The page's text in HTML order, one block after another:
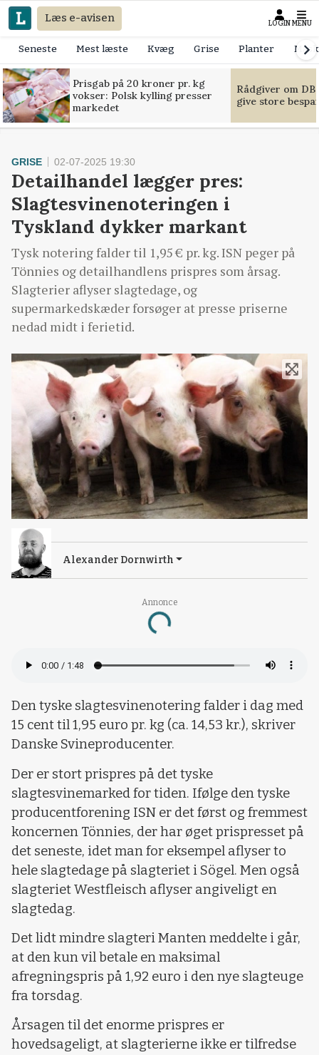
Læs e-avisen LOGIN MENU
Seneste Mest læste Kvæg Grise Planter
Prisgab på 20 kroner pr. kg
vokser: Polsk kylling presser
markedet
Rådgiver om
give store
Annonce
Loading...
GRISE 02-07-2025 19:30
Detailhandel lægger pres:
Slagtesvinenoteringen i
Tyskland dykker markant
Tysk notering falder til 1,95 € pr. kg. ISN peger på
Tönnies og detailhandlens prispres som årsag.
Slagterier aflyser slagtedage, og
supermarkedskæder forsøger at presse priserne
nedad midt i ferietid.
Alexander Dornwirth
Den tyske slagtesvinenotering falder i dag med
15 cent til 1,95 euro pr. kg (ca. 14,53 kr.), skriver
Danske Svineproducenter.
Der er stort prispres på det tyske
slagtesvinemarked for tiden. Ifølge den tyske
producentforening ISN er det først og fremmest
koncernen Tönnies, der har øget prispresset på
det seneste, idet man for eksempel aflyser to
hele slagtedage på slagteriet i Sögel. Men også
slagteriet Westfleisch aflyser angiveligt en
slagtedag.
Det lidt mindre slagteri Manten meddelte i går,
at den kun vil betale en maksimal
afregningspris på 1,92 euro i den nye slagteuge
fra torsdag.
Årsagen til det enorme prispres er
hovedsageligt, at slagterierne ikke er tilfredse